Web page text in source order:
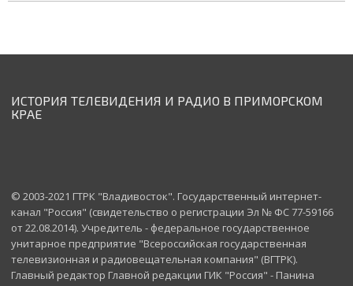
ИСТОРИЯ ТЕЛЕВИДЕНИЯ И РАДИО В ПРИМОРСКОМ
КРАЕ
© 2003-2021 ГТРК "Владивосток". Государственный интернет-
канал "Россия" (свидетельство о регистрации Эл № ФС 77-59166
от 22.08.2014). Учредитель - федеральное государственное
унитарное предприятие "Всероссийская государственная
телевизионная и радиовещательная компания" (ВГТРК).
Главный редактор Главной редакции ГИК "Россия" - Панина